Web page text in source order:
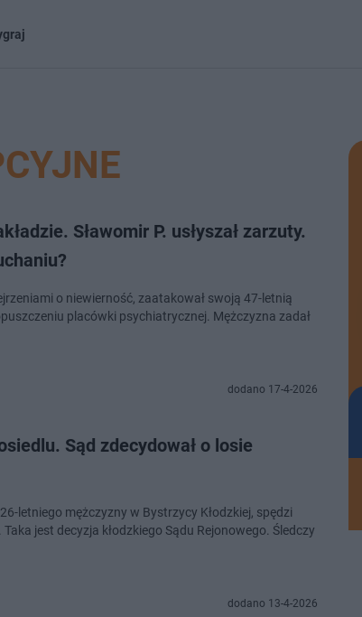
Sławomir P. usłyszał zarzuty.
o niewierność, zaatakował swoją 47-letnią
placówki psychiatrycznej. Mężczyzna zadał
dodano 17-4-2026
Sąd zdecydował o losie
letniego mężczyzny w Bystrzycy Kłodzkiej, spędzi
jest decyzja kłodzkiego Sądu Rejonowego. Śledczy
dodano 13-4-2026